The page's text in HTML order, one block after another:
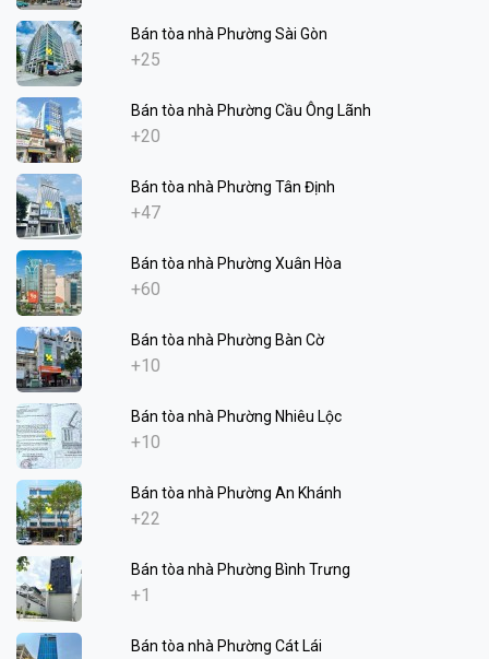
Bán tòa nhà Phường Sài Gòn
+25
Bán tòa nhà Phường Cầu Ông Lãnh
+20
Bán tòa nhà Phường Tân Định
+47
Bán tòa nhà Phường Xuân Hòa
+60
Bán tòa nhà Phường Bàn Cờ
+10
Bán tòa nhà Phường Nhiêu Lộc
+10
Bán tòa nhà Phường An Khánh
+22
Bán tòa nhà Phường Bình Trưng
+1
Bán tòa nhà Phường Cát Lái